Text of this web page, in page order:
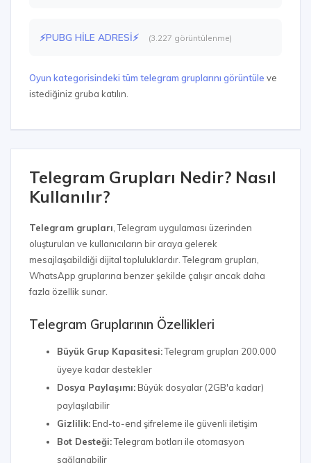
⚡PUBG HİLE ADRESİ⚡ (3.227 görüntülenme)
Oyun kategorisindeki tüm telegram gruplarını görüntüle ve
istediğiniz gruba katılın.
Telegram Grupları Nedir? Nasıl
Kullanılır?
Telegram grupları , Telegram uygulaması üzerinden
oluşturulan ve kullanıcıların bir araya gelerek
mesajlaşabildiği dijital topluluklardır. Telegram grupları,
WhatsApp gruplarına benzer şekilde çalışır ancak daha
fazla özellik sunar.
Telegram Gruplarının Özellikleri
Büyük Grup Kapasitesi:Telegram grupları 200.000
üyeye kadar destekler
Dosya Paylaşımı: Büyük dosyalar (2GB'a kadar)
paylaşılabilir
Gizlilik: End-to-end şifreleme ile güvenli iletişim
Bot Desteği:Telegram botları ile otomasyon
sağlanabilir